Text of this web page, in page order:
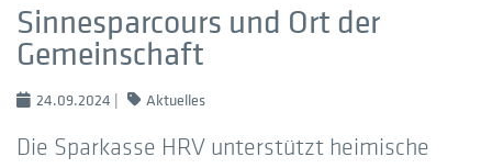
Sinnesparcours und Ort der
Gemeinschaft
24.09.2024 | Aktuelles
Die Sparkasse HRV unterstützt heimische